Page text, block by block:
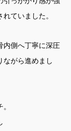
ていました。
内側へ丁寧に深圧
ながら進めまし